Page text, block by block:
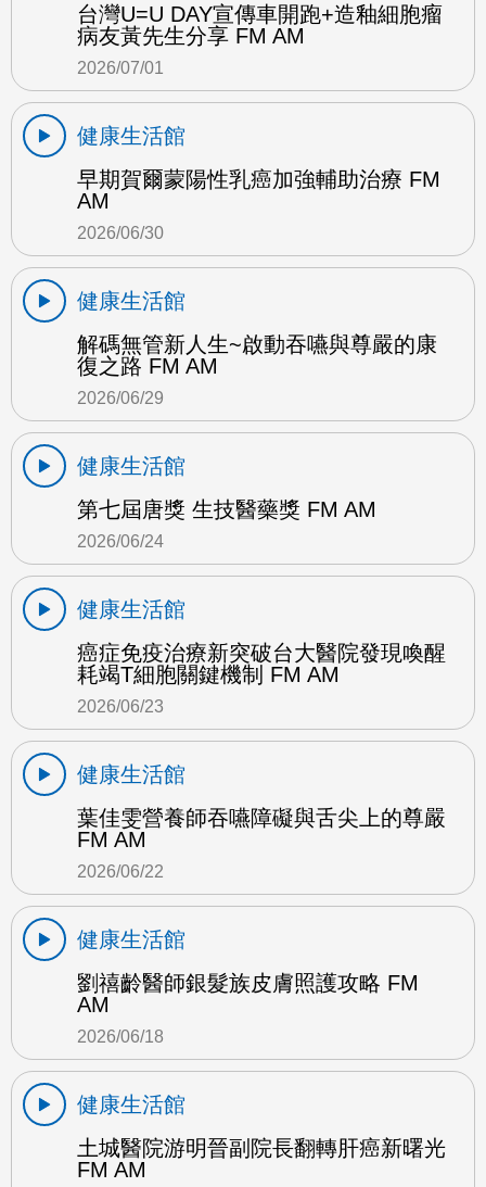
台灣U=U DAY宣傳車開跑+造釉細胞瘤
病友黃先生分享 FM AM
2026/07/01
健康生活館
早期賀爾蒙陽性乳癌加強輔助治療 FM
AM
2026/06/30
健康生活館
解碼無管新人生~啟動吞嚥與尊嚴的康
復之路 FM AM
2026/06/29
健康生活館
第七屆唐獎 生技醫藥獎 FM AM
2026/06/24
健康生活館
癌症免疫治療新突破台大醫院發現喚醒
耗竭T細胞關鍵機制 FM AM
2026/06/23
健康生活館
葉佳雯營養師吞嚥障礙與舌尖上的尊嚴
FM AM
2026/06/22
健康生活館
劉禧齡醫師銀髮族皮膚照護攻略 FM
AM
2026/06/18
健康生活館
土城醫院游明晉副院長翻轉肝癌新曙光
FM AM